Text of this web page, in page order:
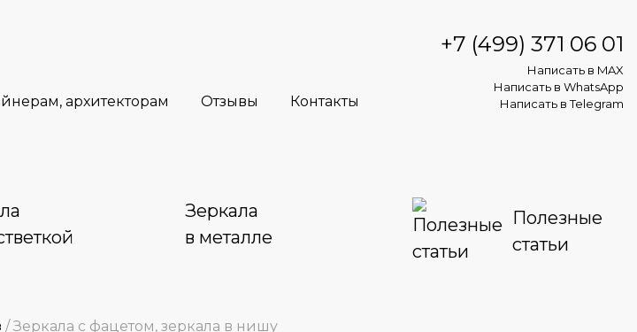
архитекторам Отзывы Контакты
+7 (499) 371 06 01
Написать в MAX
Написать в WhatsApp
Написать в Telegram
Зеркала
в металле
Полезные
статьи
/ Зеркала с фацетом, зеркала в нишу